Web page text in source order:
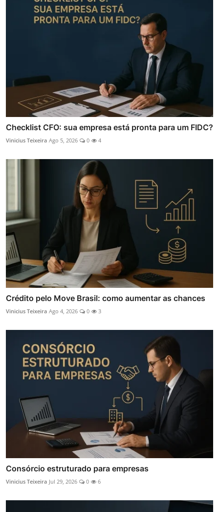
Checklist CFO: sua empresa está pronta para um FIDC?
Vinicius Teixeira Ago 5, 2026 0 4
Crédito pelo Move Brasil: como aumentar as chances
Vinicius Teixeira Ago 4, 2026 0 3
Consórcio estruturado para empresas
Vinicius Teixeira Jul 29, 2026 0 6